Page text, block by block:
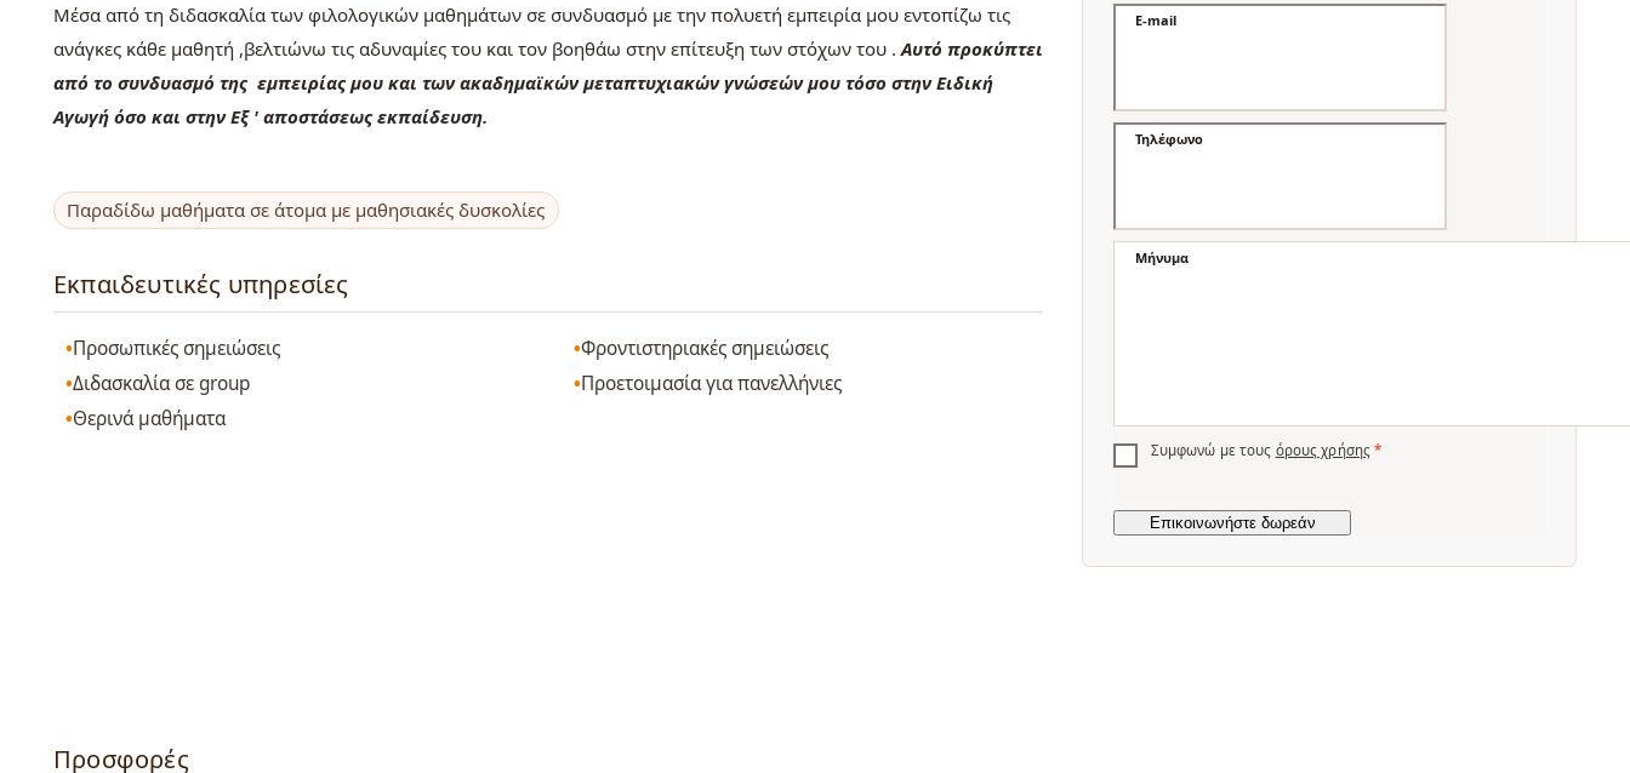
Μέσα από τη διδασκαλία των φιλολογικών μαθημάτων σε συνδυασμό με την πολυετή εμπειρία μου εντοπίζω τις
ανάγκες κάθε μαθητή ,βελτιώνω τις αδυναμίες του και τον βοηθάω στην επίτευξη των στόχων του . Αυτό προκύπτει
από το συνδυασμό της εμπειρίας μου και των ακαδημαϊκών μεταπτυχιακών γνώσεών μου τόσο στην Ειδική
Αγωγή όσο και στην Εξ ' αποστάσεως εκπαίδευση.
Παραδίδω μαθήματα σε άτομα με μαθησιακές δυσκολίες
Εκπαιδευτικές υπηρεσίες
Προσωπικές σημειώσεις
Φροντιστηριακές σημειώσεις
Διδασκαλία σε group
Προετοιμασία για πανελλήνιες
Θερινά μαθήματα
Προσφορές
E-mail
Τηλέφωνο
Μήνυμα
Συμφωνώ με τους όρους χρήσης *